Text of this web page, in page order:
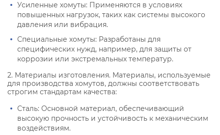
Усиленные хомуты: Применяются в условиях
повышенных нагрузок, таких как системы высокого
давления или вибрация.
Специальные хомуты: Разработаны для
специфических нужд, например, для защиты от
коррозии или экстремальных температур.
2. Материалы изготовления. Материалы, используемые
для производства хомутов, должны соответствовать
строгим стандартам качества:
Сталь: Основной материал, обеспечивающий
высокую прочность и устойчивость к механическим
воздействиям.